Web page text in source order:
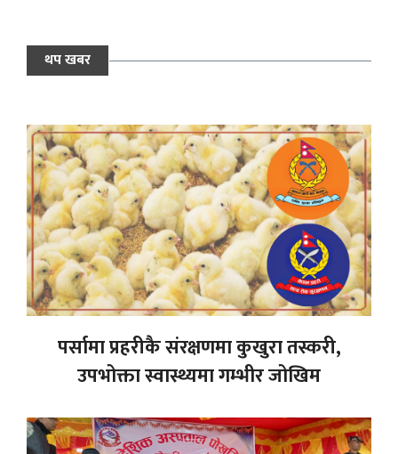
थप खबर
पर्सामा प्रहरीकै संरक्षणमा कुखुरा तस्करी,
उपभोक्ता स्वास्थ्यमा गम्भीर जोखिम